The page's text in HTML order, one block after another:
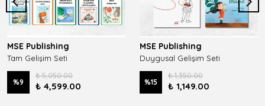
MSE Publishing
Tam Gelişim Seti
%9
₺ 5,050.00
₺ 4,599.00
MSE Publishing
Duygusal Gelişim Seti
%15
₺ 1,350.00
₺ 1,149.00